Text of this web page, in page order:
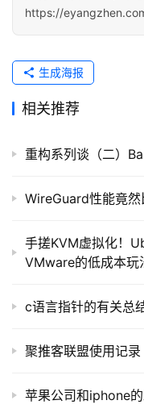
https://
生成海报
相关推荐
重构系列谈（二）
WireGuard性能竟
手搓KVM虚拟化！
VMware的低成本玩
c语言指针的有关总
聚推客联盟使用记录
苹果公司和iphone